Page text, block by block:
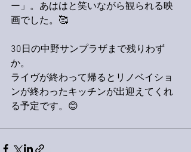
ー」。あははと笑いながら観られる映
画でした。🥰
30日の中野サンプラザまで残りわず
か。
ライヴが終わって帰るとリノベイショ
ンが終わったキッチンが出迎えてくれ
る予定です。😊